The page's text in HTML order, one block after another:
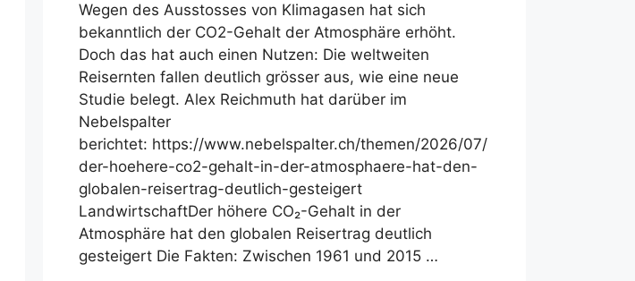
Wegen des Ausstosses von Klimagasen hat sich
bekanntlich der CO2-Gehalt der Atmosphäre erhöht.
Doch das hat auch einen Nutzen: Die weltweiten
Reisernten fallen deutlich grösser aus, wie eine neue
Studie belegt. Alex Reichmuth hat darüber im
Nebelspalter
berichtet: https://www.nebelspalter.ch/themen/2026/07/
der-hoehere-co2-gehalt-in-der-atmosphaere-hat-den-
globalen-reisertrag-deutlich-gesteigert
LandwirtschaftDer höhere CO₂-Gehalt in der
Atmosphäre hat den globalen Reisertrag deutlich
gesteigert Die Fakten: Zwischen 1961 und 2015 …